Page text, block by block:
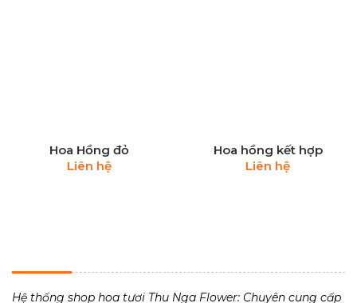
Hoa Hồng đỏ
Liên hệ
Hoa hồng kết hợp
Liên hệ
Hệ thống shop hoa tươi Thu Nga Flower: Chuyên cung cấp